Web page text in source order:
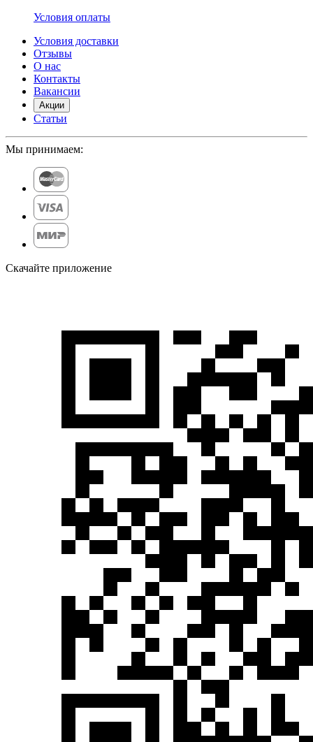
Условия оплаты
Условия доставки
Отзывы
О нас
Контакты
Вакансии
Акции
Статьи
Мы принимаем:
Скачайте приложение